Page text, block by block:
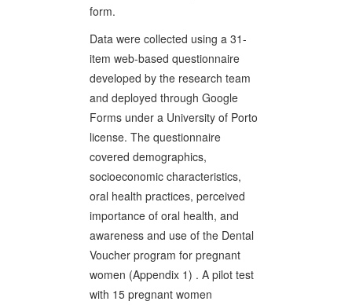
form.
Data were collected using a 31-
item web-based questionnaire
developed by the research team
and deployed through Google
Forms under a University of Porto
license. The questionnaire
covered demographics,
socioeconomic characteristics,
oral health practices, perceived
importance of oral health, and
awareness and use of the Dental
Voucher program for pregnant
women (Appendix 1) . A pilot test
with 15 pregnant women